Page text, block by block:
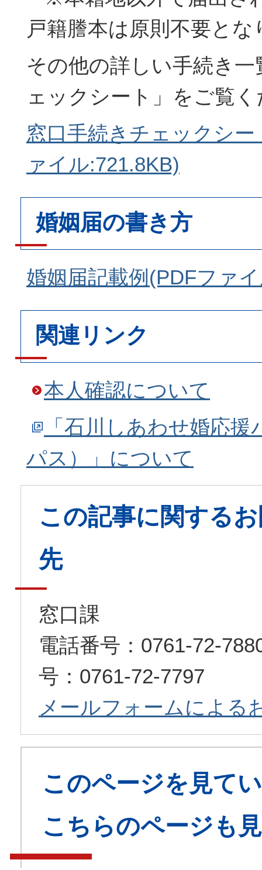
戸籍謄本は原則不要と
その他の詳しい手続き
ェックシート」をご覧
窓口手続きチェックシ
ァイル:721.8KB)
婚姻届の書き方
婚姻届記載例(PDFファ
関連リンク
本人確認について
「石川しあわせ婚応
パス）」について
この記事に関する
先
窓口課
電話番号：0761-72-
号：0761-72-7797
メールフォームによる
このページを見て
こちらのページも